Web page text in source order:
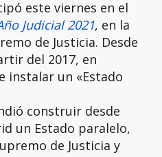
este viernes en el
Judicial 2021, en la
de Justicia. Desde
del 2017, en
instalar un «Estado
construir desde
un Estado paralelo,
de Justicia y